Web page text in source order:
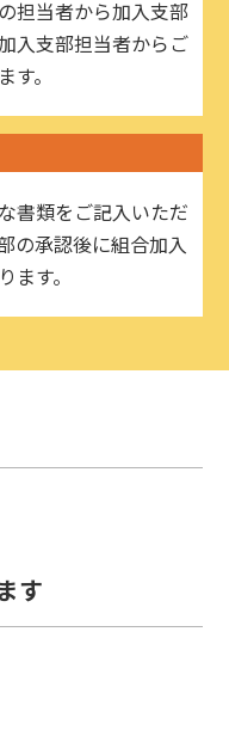
担当者から加入支部
入支部担当者からご
す。
書類をご記入いただ
の承認後に組合加入
ます。
す